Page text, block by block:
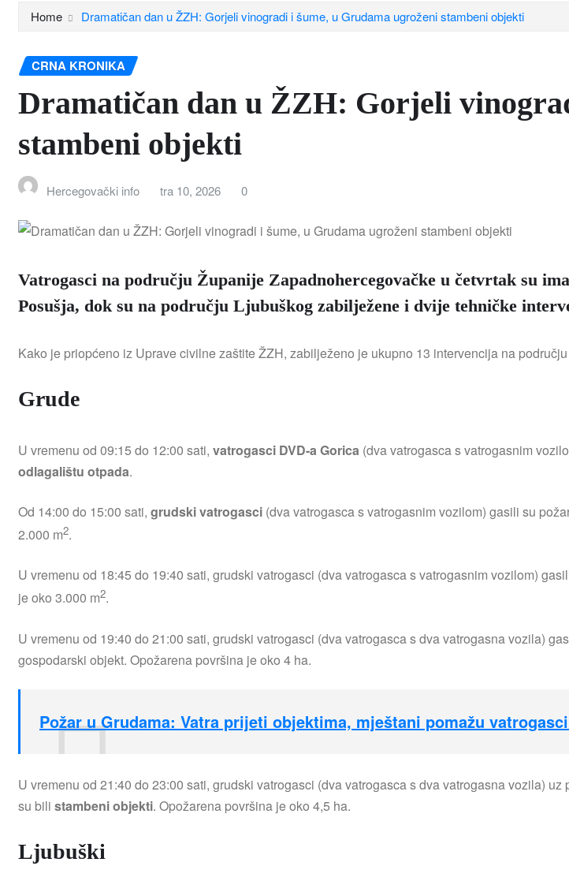
Home Dramatičan dan u ŽZH: Gorjeli vinogradi i šume, u Grudama ugroženi stambeni objekti
CRNA KRONIKA
Dramatičan dan u ŽZH: Gorjeli
stambeni objekti
Hercegovački info tra 10, 2026 0
Vatrogasci na području Županije Zapadnohercegovačke u četvrtak su
Posušja, dok su na području Ljubuškog zabilježene i dvije tehničke
Kako je priopćeno iz Uprave civilne zaštite ŽZH, zabilježeno je ukupno 13 intervencija na
Grude
U vremenu od 09:15 do 12:00 sati, vatrogasci DVD-a Gorica (dva vatrogasca s vatrogasnim
odlagalištu otpada.
Od 14:00 do 15:00 sati, grudski vatrogasci (dva vatrogasca s vatrogasnim vozilom) gasili su
2.000 m2.
U vremenu od 18:45 do 19:40 sati, grudski vatrogasci (dva vatrogasca s vatrogasnim vozilom)
je oko 3.000 m2.
U vremenu od 19:40 do 21:00 sati, grudski vatrogasci (dva vatrogasca s dva vatrogasna vozila)
gospodarski objekt. Opožarena površina je oko 4 ha.
Požar u Grudama: Vatra prijeti objektima, mještani pomažu
U vremenu od 21:40 do 23:00 sati, grudski vatrogasci (dva vatrogasca s dva vatrogasna vozila)
su bili stambeni objekti. Opožarena površina je oko 4,5 ha.
Ljubuški